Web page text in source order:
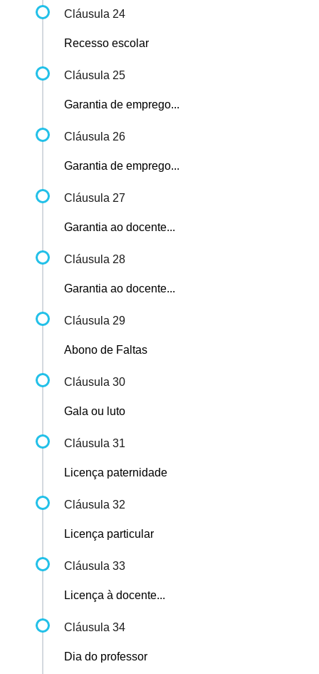
Cláusula 24
Recesso escolar
Cláusula 25
Garantia de emprego...
Cláusula 26
Garantia de emprego...
Cláusula 27
Garantia ao docente...
Cláusula 28
Garantia ao docente...
Cláusula 29
Abono de Faltas
Cláusula 30
Gala ou luto
Cláusula 31
Licença paternidade
Cláusula 32
Licença particular
Cláusula 33
Licença à docente...
Cláusula 34
Dia do professor